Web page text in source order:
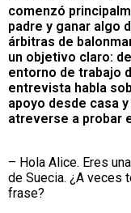
comenzó
padre y ganar algo
árbitras de
un objetivo claro:
entorno de trabajo
entrevista habla
apoyo desde casa
atreverse a probar
– Hola Alice. Eres
de Suecia. ¿A veces
frase?